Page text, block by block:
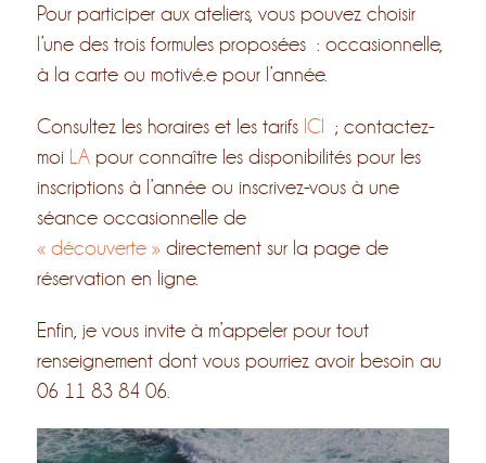
Pour participer aux ateliers, vous pouvez choisir
l’une des trois formules proposées : occasionnelle,
à la carte ou motivé.e pour l’année.
Consultez les horaires et les tarifs ICI
; contactez-
moi
LA pour connaître les disponibilités pour les
inscriptions à l’année ou inscrivez-vous à une
séance occasionnelle de
« découverte »directement sur la page de
réservation en ligne.
Enfin, je vous invite à m’appeler pour tout
renseignement dont vous pourriez avoir besoin au
06 11 83 84 06.